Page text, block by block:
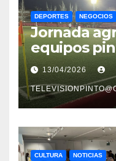
DEPORTES NEGOCIOS
Jornada
equipos
Preferente
Atlético de
amenaza
13/04/2026
CULTURA NOTICIAS